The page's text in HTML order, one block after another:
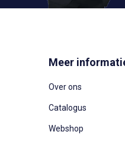
Meer
Over ons
Catalogus
Webshop